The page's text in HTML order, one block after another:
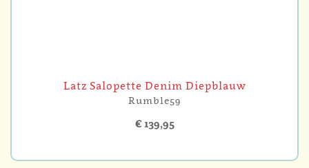
Latz Salopette Denim Diepblauw
Rumble59
€ 139,95